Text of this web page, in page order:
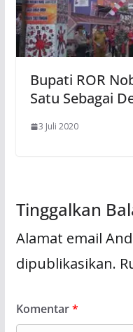
Bupati ROR
Satu Sebagai
3 Juli 2020
Tinggalkan
Alamat email
dipublikasikan.
Komentar*